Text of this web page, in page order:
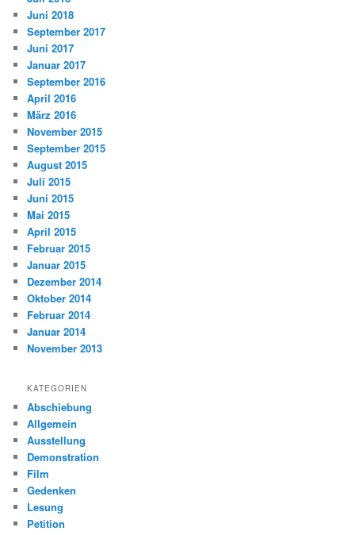
Juni 2018
September 2017
Juni 2017
Januar 2017
September 2016
April 2016
März 2016
November 2015
September 2015
August 2015
Juli 2015
Juni 2015
Mai 2015
April 2015
Februar 2015
Januar 2015
Dezember 2014
Oktober 2014
Februar 2014
Januar 2014
November 2013
KATEGORIEN
Abschiebung
Allgemein
Ausstellung
Demonstration
Film
Gedenken
Lesung
Petition